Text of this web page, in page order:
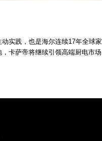
实践，也是海尔连续17年全球家
卡萨帝将继续引领高端厨电市场